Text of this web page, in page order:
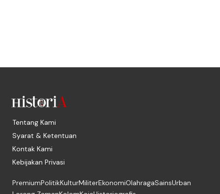
Tentang Kami
Syarat & Ketentuan
Kontak Kami
Kebijakan Privasi
PremiumPolitikKulturMiliterEkonomiOlahragaSainsUrban